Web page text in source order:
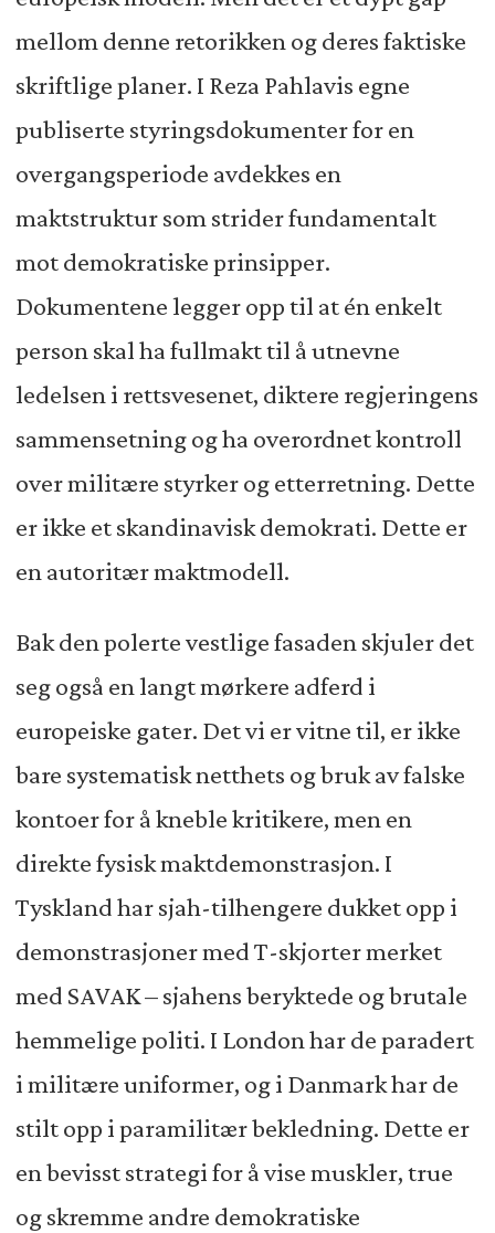
mellom denne retorikken og deres faktiske
skriftlige planer. I Reza Pahlavis egne
publiserte styringsdokumenter for en
overgangsperiode avdekkes en
maktstruktur som strider fundamentalt
mot demokratiske prinsipper.
Dokumentene legger opp til at én enkelt
person skal ha fullmakt til å utnevne
ledelsen i rettsvesenet, diktere regjeringens
sammensetning og ha overordnet kontroll
over militære styrker og etterretning. Dette
er ikke et skandinavisk demokrati. Dette er
en autoritær maktmodell.
Bak den polerte vestlige fasaden skjuler det
seg også en langt mørkere adferd i
europeiske gater. Det vi er vitne til, er ikke
bare systematisk netthets og bruk av falske
kontoer for å kneble kritikere, men en
direkte fysisk maktdemonstrasjon. I
Tyskland har sjah-tilhengere dukket opp i
demonstrasjoner med T-skjorter merket
med SAVAK – sjahens beryktede og brutale
hemmelige politi. I London har de paradert
i militære uniformer, og i Danmark har de
stilt opp i paramilitær bekledning. Dette er
en bevisst strategi for å vise muskler, true
og skremme andre demokratiske